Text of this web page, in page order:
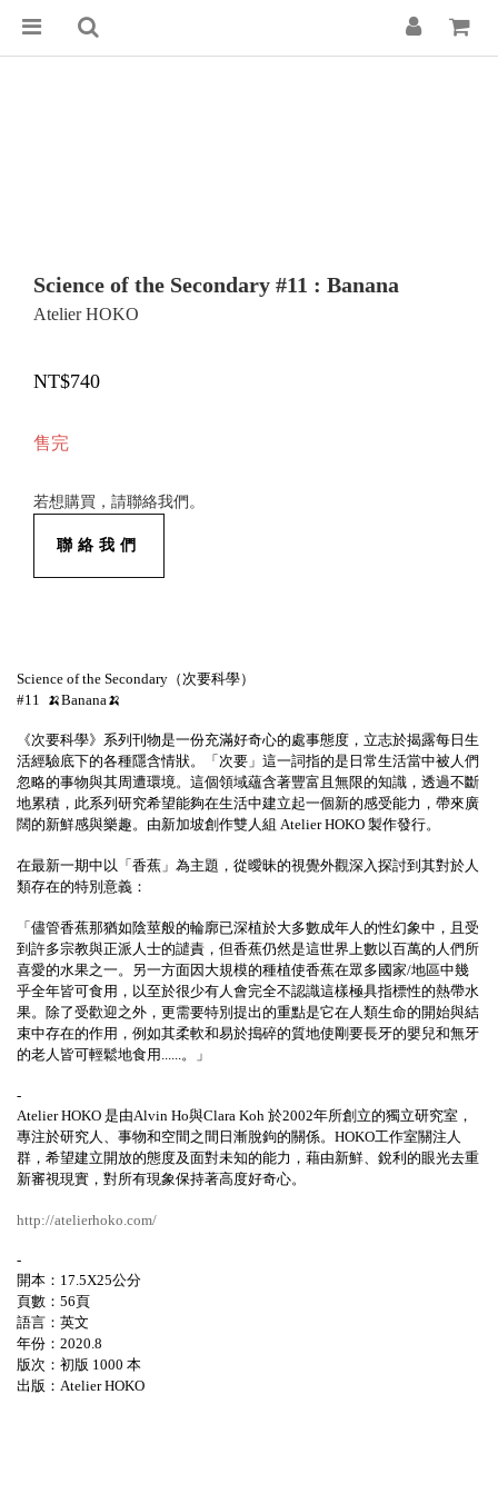
Science of the Secondary #11 : Banana
Atelier HOKO
NT$740
售完
若想購買，請聯絡我們。
聯絡我們
Science of the Secondary （次要科學）
#11 🍌Banana🍌
《次要科學》系列刊物是一份充滿好奇心的處事態度，立志於揭露每日生
活經驗底下的各種隱含情狀。「次要」這一詞指的是日常生活當中被人們
忽略的事物與其周遭環境。這個領域蘊含著豐富且無限的知識，透過不斷
地累積，此系列研究希望能夠在生活中建立起一個新的感受能力，帶來廣
闊的新鮮感與樂趣。由新加坡創作雙人組 Atelier HOKO 製作發行。
在最新一期中以「香蕉」為主題，從曖昧的視覺外觀深入探討到其對於人
類存在的特別意義：
「儘管香蕉那猶如陰莖般的輪廓已深植於大多數成年人的性幻象中，且受
到許多宗教與正派人士的譴責，但香蕉仍然是這世界上數以百萬的人們所
喜愛的水果之一。另一方面因大規模的種植使香蕉在眾多國家/地區中幾
乎全年皆可食用，以至於很少有人會完全不認識這樣極具指標性的熱帶水
果。除了受歡迎之外，更需要特別提出的重點是它在人類生命的開始與結
束中存在的作用，例如其柔軟和易於搗碎的質地使剛要長牙的嬰兒和無牙
的老人皆可輕鬆地食用 ......。」
-
Atelier HOKO 是由Alvin Ho與Clara Koh 於2002年所創立的獨立研究室，
專注於研究人、事物和空間之間日漸脫鉤的關係。 HOKO工作室關注人
群，希望建立開放的態度及面對未知的能力，藉由新鮮、銳利的眼光去重
新審視現實，對所有現象保持著高度好奇心。
http://atelierhoko.com/
-
開本：17.5X25公分
頁數：56頁
語言：英文
年份：2020.8
版次：初版 1000 本
出版： Atelier HOKO